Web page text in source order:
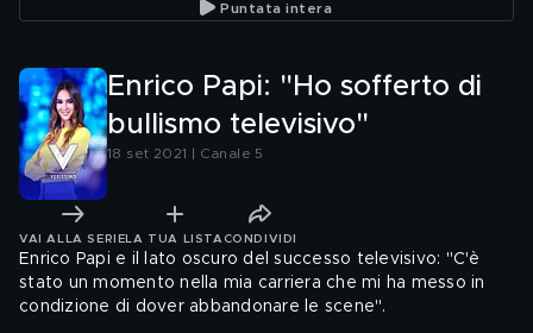
Puntata intera
Enrico Papi: "Ho sofferto di
bullismo televisivo"
18 set 2021 | Canale 5
VAI ALLA SERIE LA TUA LISTA CONDIVIDI
Enrico Papi e il lato oscuro del successo televisivo: "C'è
stato un momento nella mia carriera che mi ha messo in
condizione di dover abbandonare le scene".